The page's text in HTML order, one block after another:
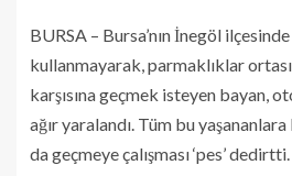
BURSA – Bursa’nın İnegöl
kullanmayarak, parmaklıklar
karşısına geçmek isteyen bayan,
ağır yaralandı. Tüm bu
da geçmeye çalışması ‘pes’ dedirtti.